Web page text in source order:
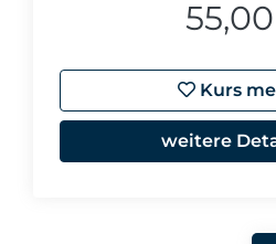
Kurs
weitere